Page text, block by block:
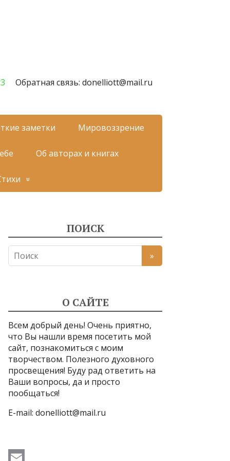
Обратная связь: donelliott@mail.ru
заметки Мировоззрение
Об авторах и книгах
ПОИСК
О САЙТЕ
Всем добрый день! Очень приятно,
что Вы нашли время посетить мой
сайт, познакомиться с моим
творчеством. Полезного духовного
просвещения! Буду рад ответить на
Ваши вопросы, да и просто
пообщаться!
E-mail: donelliott@mail.ru